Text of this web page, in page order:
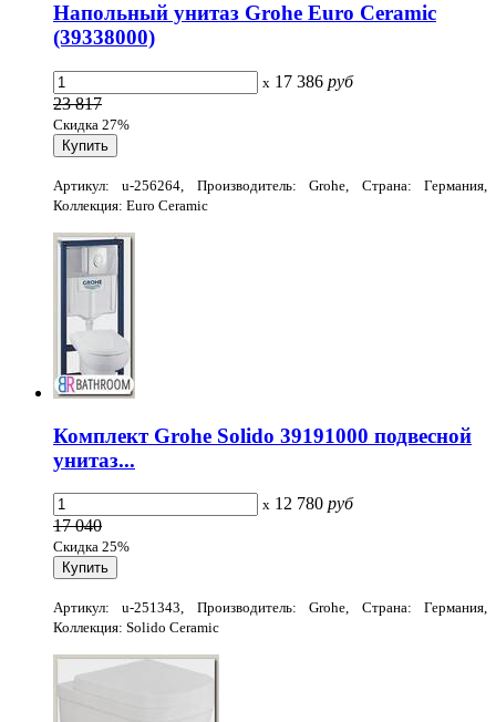
Напольный унитаз Grohe Euro Ceramic
(39338000)
x 17 386 руб
23 817
Скидка 27%
Артикул: u-256264, Производитель: Grohe, Страна: Германия,
Коллекция: Euro Ceramic
Комплект Grohe Solido 39191000 подвесной
унитаз...
x 12 780 руб
17 040
Скидка 25%
Артикул: u-251343, Производитель: Grohe, Страна: Германия,
Коллекция: Solido Ceramic